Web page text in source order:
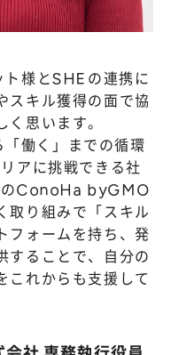
様とSHEの連携に
スキル獲得の面で協
思います。
働く」までの循環
アに挑戦できる社
のConoHa byGMO
取り組みで「スキル
フォームを持ち、発
することで、自分の
これからも支援して